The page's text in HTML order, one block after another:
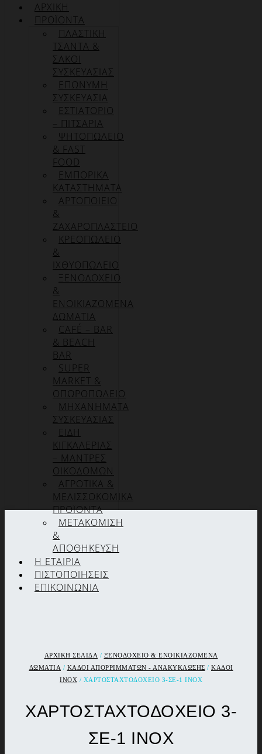
ΑΡΧΙΚΉ
ΠΡΟΪΌΝΤΑ
ΠΛΑΣΤΙΚΗ
ΤΣΑΝΤΑ &
ΣΑΚΟΙ
ΣΥΣΚΕΥΑΣΙΑΣ
ΕΠΏΝΥΜΗ
ΣΥΣΚΕΥΑΣΊΑ
ΕΣΤΙΑΤΟΡΙΟ
– ΠΙΤΣΑΡΙΑ
ΨΗΤΟΠΩΛΕΙΟ
& FAST
FOOD
ΕΜΠΟΡΙΚΑ
ΚΑΤΑΣΤΗΜΑΤΑ
ΑΡΤΟΠΟΙΕΙΟ
&
ΖΑΧΑΡΟΠΛΑΣΤΕΙΟ
ΚΡΕΟΠΩΛΕΙΟ
&
ΙΧΘΥΟΠΩΛΕΙΟ
ΞΕΝΟΔΟΧΕΙΟ
&
ΕΝΟΙΚΙΑΖΟΜΕΝΑ
ΔΩΜΑΤΙΑ
CAFÉ – BAR
& BEACH
BAR
SUPER
MARKET &
ΟΠΩΡΟΠΩΛΕΙΟ
ΜΗΧΑΝΗΜΑΤΑ
ΣΥΣΚΕΥΑΣΙΑΣ
ΕΙΔΗ
ΚΙΓΚΑΛΕΡΙΑΣ
– ΜΑΝΤΡΕΣ
ΟΙΚΟΔΟΜΩΝ
ΑΓΡΟΤΙΚΑ &
ΜΕΛΙΣΣΟΚΟΜΙΚΑ
ΠΡΟΪΟΝΤΑ
ΜΕΤΑΚΟΜΙΣΗ
&
ΑΠΟΘΗΚΕΥΣΗ
Η ΕΤΑΙΡΊΑ
ΠΙΣΤΟΠΟΙΉΣΕΙΣ
ΕΠΙΚΟΙΝΩΝΊΑ
ΑΡΧΙΚΉ ΣΕΛΊΔΑ / ΞΕΝΟΔΟΧΕΙΟ & ΕΝΟΙΚΙΑΖΟΜΕΝΑ
ΔΩΜΑΤΙΑ / ΚΑΔΟΙ ΑΠΟΡΡΙΜΜΑΤΩΝ - ΑΝΑΚΥΚΛΩΣΗΣ / ΚΑΔΟΙ
ΙΝΟΧ / ΧΑΡΤΟΣΤΑΧΤΟΔΟΧΕΙΟ 3-ΣΕ-1 INOX
ΧΑΡΤΟΣΤΑΧΤΟΔΟΧΕΙΟ 3-
ΣΕ-1 INOX